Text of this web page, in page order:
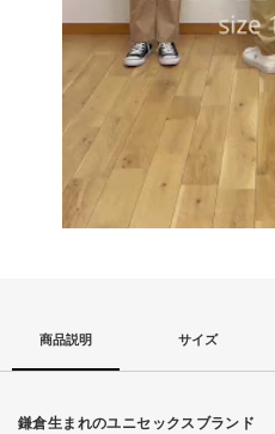
商品説明 サイズ
鎌倉生まれのユニセックスブランド